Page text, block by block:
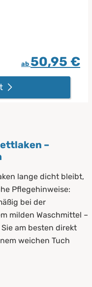
ab 50,95 €
–
lange dicht bleibt,
Pflegehinweise:
bei der
milden Waschmittel –
am besten direkt
weichen Tuch